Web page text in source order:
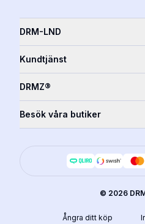
DRM-LND
Kundtjänst
DRMZ®
Besök våra butiker
© 2026
Ångra ditt köp